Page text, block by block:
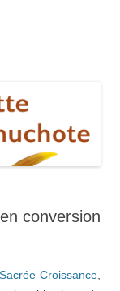
conversion
Sacrée Croissance